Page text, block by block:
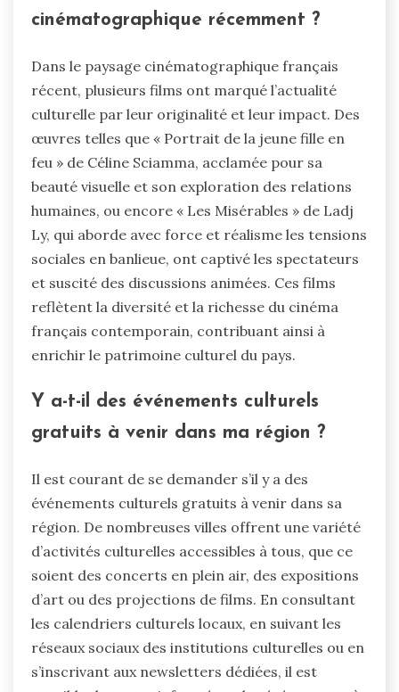
cinématographique récemment ?
Dans le paysage cinématographique français
récent, plusieurs films ont marqué l’actualité
culturelle par leur originalité et leur impact. Des
œuvres telles que « Portrait de la jeune fille en
feu » de Céline Sciamma, acclamée pour sa
beauté visuelle et son exploration des relations
humaines, ou encore « Les Misérables » de Ladj
Ly, qui aborde avec force et réalisme les tensions
sociales en banlieue, ont captivé les spectateurs
et suscité des discussions animées. Ces films
reflètent la diversité et la richesse du cinéma
français contemporain, contribuant ainsi à
enrichir le patrimoine culturel du pays.
Y a-t-il des événements culturels
gratuits à venir dans ma région ?
Il est courant de se demander s’il y a des
événements culturels gratuits à venir dans sa
région. De nombreuses villes offrent une variété
d’activités culturelles accessibles à tous, que ce
soient des concerts en plein air, des expositions
d’art ou des projections de films. En consultant
les calendriers culturels locaux, en suivant les
réseaux sociaux des institutions culturelles ou en
s’inscrivant aux newsletters dédiées, il est